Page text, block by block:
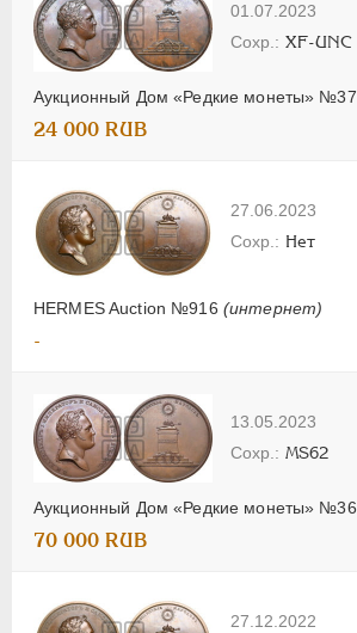
01.07.2023
Аукционный Дом «Редкие монеты» №37
XF-UNC
24 000 RUB
27.06.2023
HERMES Auction №916 (интернет)
Нет
-
13.05.2023
Аукционный Дом «Редкие монеты» №36
MS62
70 000 RUB
27.12.2022